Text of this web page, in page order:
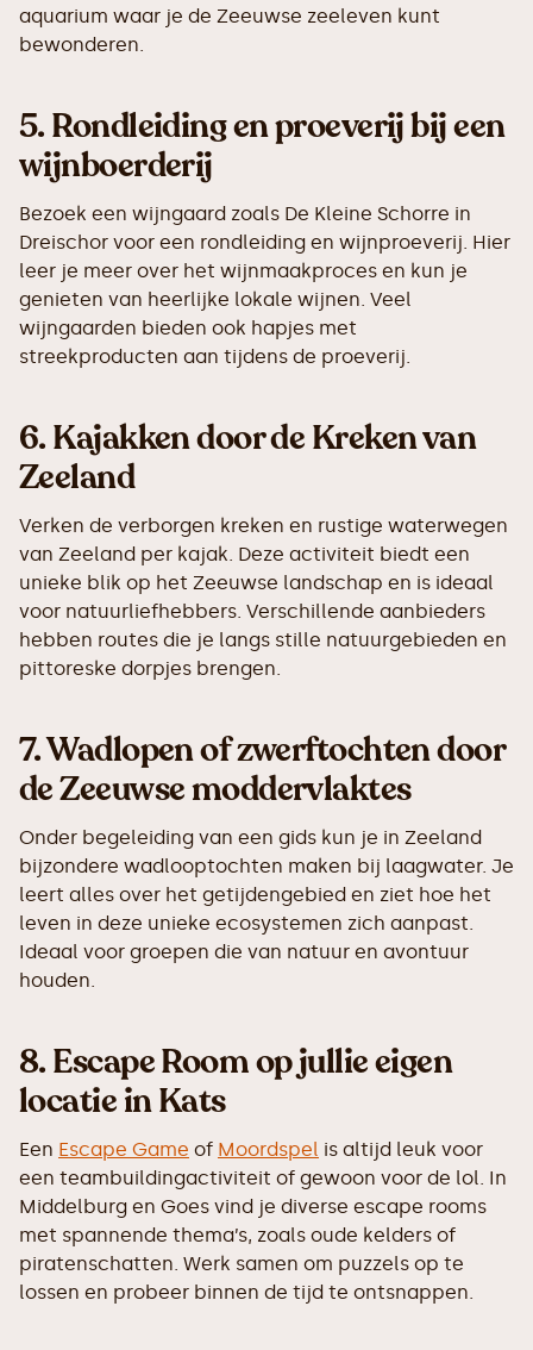
aquarium waar je de Zeeuwse zeeleven kunt
bewonderen.
5.Rondleiding en proeverij bij een
wijnboerderij
Bezoek een wijngaard zoals De Kleine Schorre in
Dreischor voor een rondleiding en wijnproeverij. Hier
leer je meer over het wijnmaakproces en kun je
genieten van heerlijke lokale wijnen. Veel
wijngaarden bieden ook hapjes met
streekproducten aan tijdens de proeverij.
6.Kajakken door de Kreken van
Zeeland
Verken de verborgen kreken en rustige waterwegen
van Zeeland per kajak. Deze activiteit biedt een
unieke blik op het Zeeuwse landschap en is ideaal
voor natuurliefhebbers. Verschillende aanbieders
hebben routes die je langs stille natuurgebieden en
pittoreske dorpjes brengen.
7.Wadlopen of zwerftochten door
de Zeeuwse moddervlaktes
Onder begeleiding van een gids kun je in Zeeland
bijzondere wadlooptochten maken bij laagwater. Je
leert alles over het getijdengebied en ziet hoe het
leven in deze unieke ecosystemen zich aanpast.
Ideaal voor groepen die van natuur en avontuur
houden.
8.Escape Room op jullie eigen
locatie in Kats
Een Escape Game of Moordspel is altijd leuk voor
een teambuildingactiviteit of gewoon voor de lol. In
Middelburg en Goes vind je diverse escape rooms
met spannende thema’s, zoals oude kelders of
piratenschatten. Werk samen om puzzels op te
lossen en probeer binnen de tijd te ontsnappen.